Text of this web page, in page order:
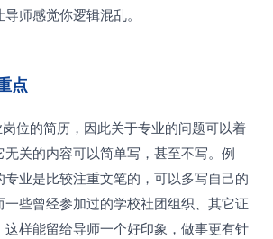
师感觉你逻辑混乱。
点
关的内容可以简单写，甚至不写。例
业是比较注重文笔的，可以多写自己的
些曾经参加过的学校社团组织、其它证
样能留给导师一个好印象，做事更有针